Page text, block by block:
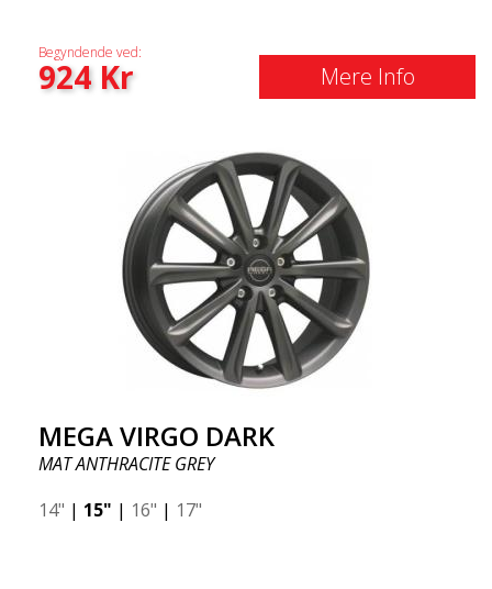
Begyndende ved:
924Kr Mere Info
MEGA VIRGO DARK
MAT ANTHRACITE GREY
14" | 15" | 16" | 17"